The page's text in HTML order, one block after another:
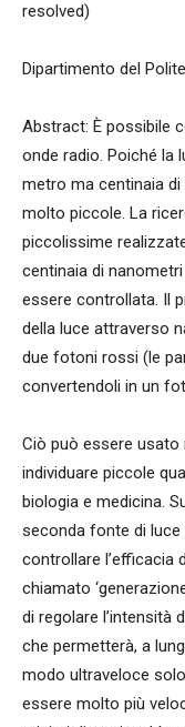
resolved)
Dipartimento del
Abstract: È possibile
onde radio. Poiché la
metro ma centinaia
molto piccole. La
piccolissime
centinaia di
essere controllata. Il
della luce attraverso
due fotoni rossi (le
convertendoli in un
Ciò può essere
individuare piccole
biologia e medicina.
seconda fonte di
controllare l’efficacia
chiamato
di regolare l’intensità
che permetterà, a
modo ultraveloce
essere molto più